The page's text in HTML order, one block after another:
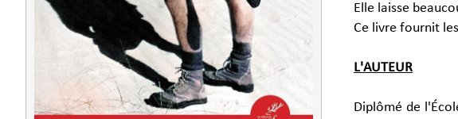
Elle laisse
Ce livre fournit
L'AUTEUR
Diplômé de